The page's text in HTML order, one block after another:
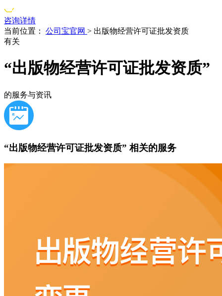
咨询详情
当前位置：
公司宝官网 > 出版物经营许可证批发资质
有关
“出版物经营许可证批发资质”
的服务与资讯
“出版物经营许可证批发资质” 相关的服务